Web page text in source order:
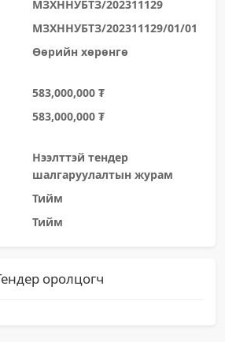
МЗХННУБТЗ/202311129
МЗХННУБТЗ/202311129/01/01
Өөрийн хөрөнгө
583,000,000 ₮
583,000,000 ₮
Нээлттэй тендер
шалгаруулалтын журам
Тийм
Тийм
оролцогч